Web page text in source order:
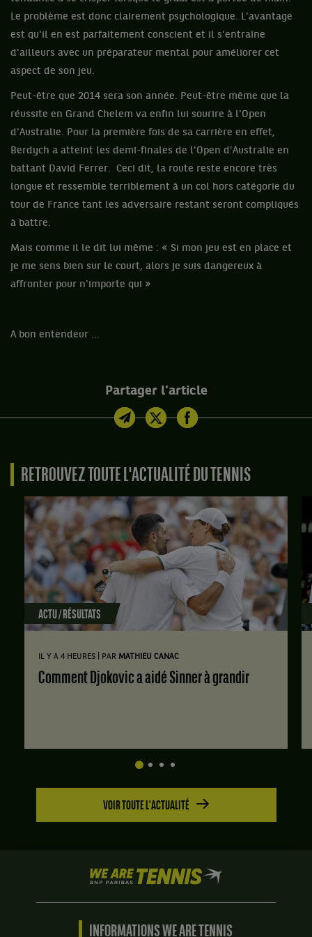
Le problème est donc clairement psychologique. L'avantage
est qu'il en est parfaitement conscient et il s'entraîne
d'ailleurs avec un préparateur mental pour améliorer cet
aspect de son jeu.
Peut-être que 2014 sera son année. Peut-être même que la
réussite en Grand Chelem va enfin lui sourire à l'Open
d'Australie. Pour la première fois de sa carrière en effet,
Berdych a atteint les demi-finales de l'Open d'Australie en
battant David Ferrer. Ceci dit, la route reste encore très
longue et ressemble terriblement à un col hors catégorie du
tour de France tant les adversaire restant seront compliqués
à battre.
Mais comme il le dit lui même : « Si mon jeu est en place et
je me sens bien sur le court, alors je suis dangereux à
affronter pour n'importe qui »
A bon entendeur ...
Partager l'article
RETROUVEZ TOUTE L'ACTUALITÉ DU TENNIS
ACTU / RÉSULTATS
IL Y A 4 HEURES PAR MATHIEU CANAC
Comment Djokovic a aidé Sinner à grandir
VOIR TOUTE L'ACTUALITÉ
We
are
Tennis
BNP
INFORMATIONS WE ARE TENNIS